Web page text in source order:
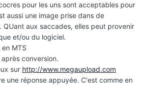
pour les uns sont acceptables pour
aussi une image prise dans de
QUant aux saccades, elles peut provenir
et/ou du logiciel.
MTS
conversion.
sur http://www.megaupload.com
une réponse appuyée. C'est comme en